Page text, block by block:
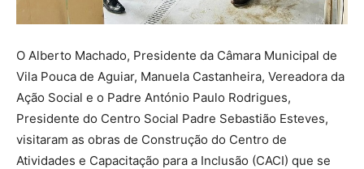
O Alberto Machado, Presidente da Câmara Municipal de
Vila Pouca de Aguiar, Manuela Castanheira, Vereadora da
Ação Social e o Padre António Paulo Rodrigues,
Presidente do Centro Social Padre Sebastião Esteves,
visitaram as obras de Construção do Centro de
Atividades e Capacitação para a Inclusão (CACI) que se